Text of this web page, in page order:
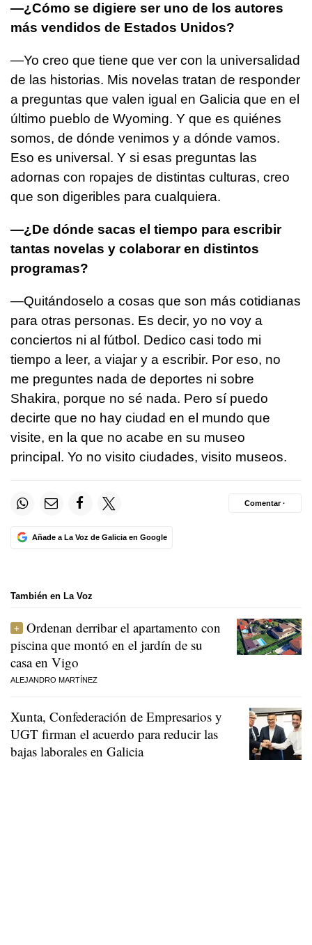
—¿Cómo se digiere ser uno de los autores
más vendidos de Estados Unidos?
—Yo creo que tiene que ver con la universalidad
de las historias. Mis novelas tratan de responder
a preguntas que valen igual en Galicia que en el
último pueblo de Wyoming. Y que es quiénes
somos, de dónde venimos y a dónde vamos.
Eso es universal. Y si esas preguntas las
adornas con ropajes de distintas culturas, creo
que son digeribles para cualquiera.
—¿De dónde sacas el tiempo para escribir
tantas novelas y colaborar en distintos
programas?
—Quitándoselo a cosas que son más cotidianas
para otras personas. Es decir, yo no voy a
conciertos ni al fútbol. Dedico casi todo mi
tiempo a leer, a viajar y a escribir. Por eso, no
me preguntes nada de deportes ni sobre
Shakira, porque no sé nada. Pero sí puedo
decirte que no hay ciudad en el mundo que
visite, en la que no acabe en su museo
principal. Yo no visito ciudades, visito museos.
Añade a La Voz de Galicia en Google
Comentar ·
También en La Voz
Ordenan derribar el apartamento con
piscina que montó en el jardín de su
casa en Vigo
ALEJANDRO MARTÍNEZ
Xunta, Confederación de Empresarios y
UGT firman el acuerdo para reducir las
bajas laborales en Galicia